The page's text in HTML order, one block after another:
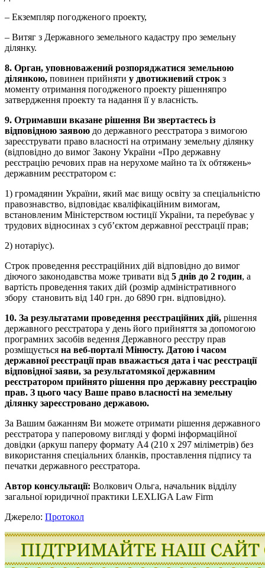
– Екземпляр погодженого проекту,
– Витяг з Державного земельного кадастру про земельну
ділянку.
8. Орган, уповноважений розпоряджатися земельною
ділянкою, повинен прийняти у двотижневий строк з
моменту отримання погодженого проекту рішенняпро
затвердження проекту та надання її у власність.
9. Отримавши вказане рішення Ви звертаєтесь із
відповідною заявою до державного реєстратора з вимогою
зареєструвати право власності на отриману земельну ділянку
(відповідно до вимог Закону України «Про державну
реєстрацію речових прав на нерухоме майно та їх обтяжень»
державним реєстратором є:
1) громадянин України, який має вищу освіту за спеціальністю
правознавство, відповідає кваліфікаційним вимогам,
встановленим Міністерством юстиції України, та перебуває у
трудових відносинах з суб’єктом державної реєстрації прав;
2) нотаріус).
Строк проведення реєстраційних дій відповідно до вимог
діючого законодавства може тривати від 5 днів до 2 годин, а
вартість проведення таких дій (розмір адміністративного
збору становить від 140 грн. до 6890 грн. відповідно).
10. За результатами проведення реєстраційних дій, рішення
державного реєстратора у день його прийняття за допомогою
програмних засобів ведення Державного реєстру прав
розміщується на веб-порталі Мінюсту. Датою і часом
державної реєстрації прав вважається дата і час реєстрації
відповідної заяви, за результатомякої державним
реєстратором прийнято рішення про державну реєстрацію
прав. З цього часу Ваше право власності на земельну
ділянку зареєстровано державою.
За Вашим бажанням Ви можете отримати рішення державного
реєстратора у паперовому вигляді у формі інформаційної
довідки (аркуш паперу формату А4 (210 х 297 міліметрів) без
використання спеціальних бланків, проставлення підпису та
печатки державного реєстратора.
Автор консультації: Волкович Ольга, начальник відділу
загальної юридичної практики LEXLIGA Law Firm
Джерело: Протокол